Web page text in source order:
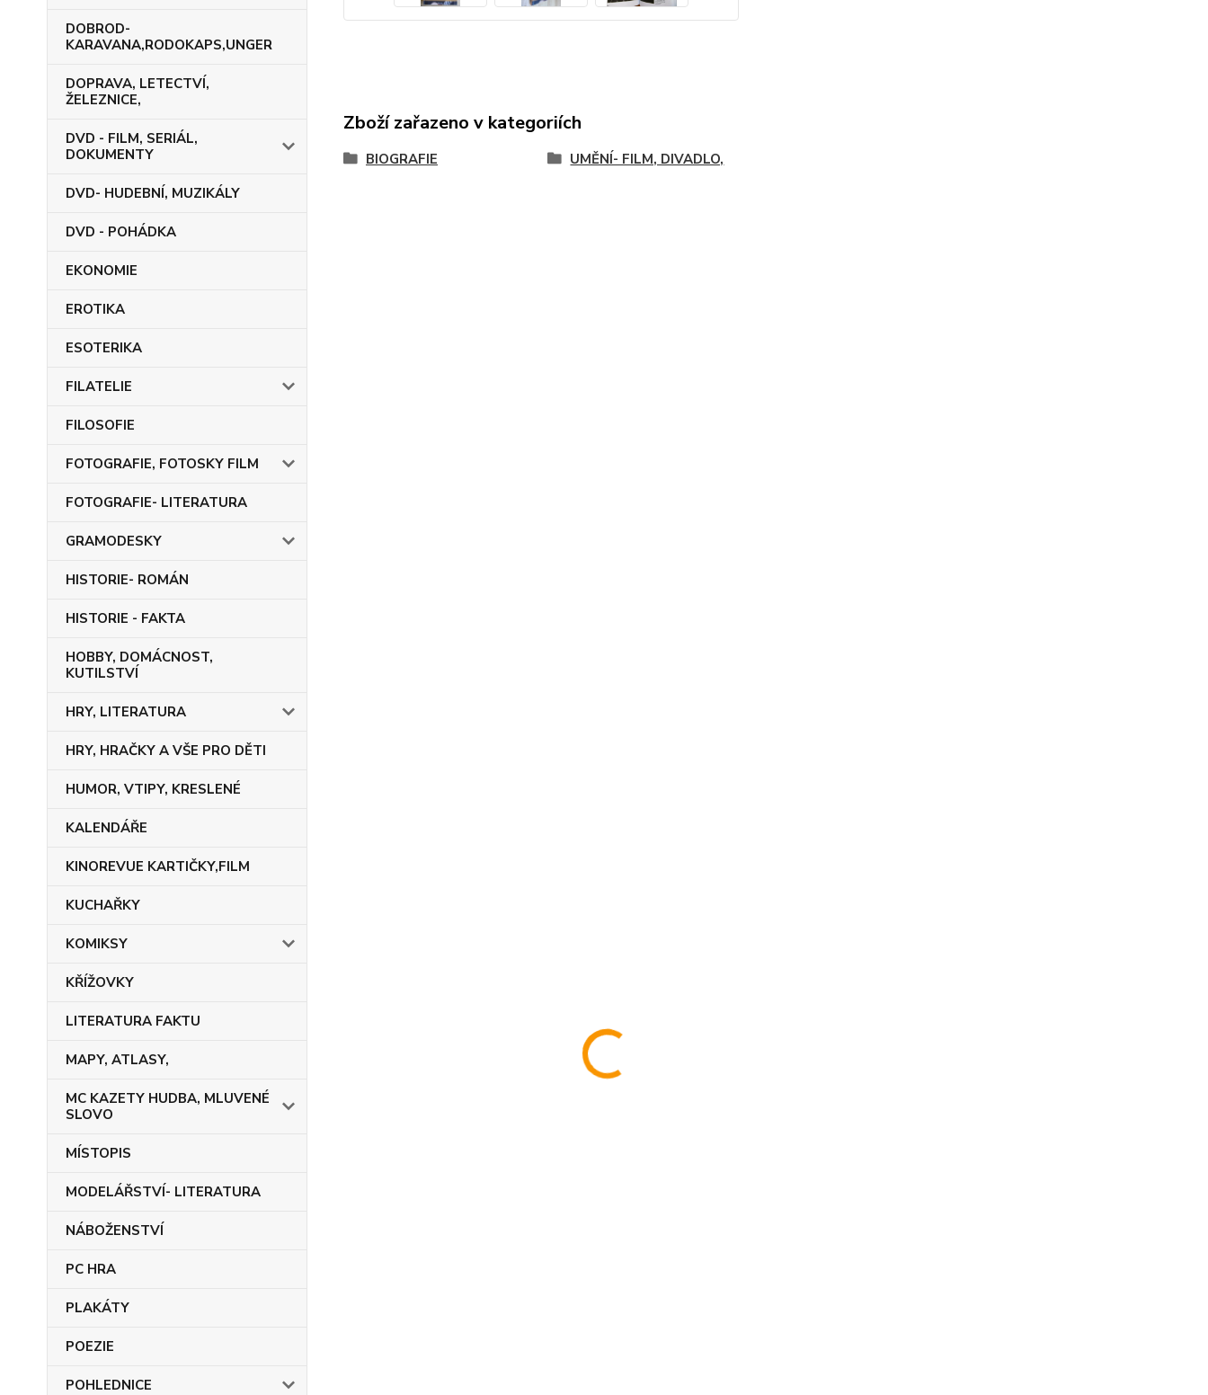
DOBROD-
KARAVANA,RODOKAPS,UNGER
DOPRAVA, LETECTVÍ,
ŽELEZNICE,
DVD - FILM, SERIÁL,
DOKUMENTY
DVD- HUDEBNÍ, MUZIKÁLY
DVD - POHÁDKA
EKONOMIE
EROTIKA
ESOTERIKA
FILATELIE
FILOSOFIE
FOTOGRAFIE, FOTOSKY FILM
FOTOGRAFIE- LITERATURA
GRAMODESKY
HISTORIE- ROMÁN
HISTORIE - FAKTA
HOBBY, DOMÁCNOST,
KUTILSTVÍ
HRY, LITERATURA
HRY, HRAČKY A VŠE PRO DĚTI
HUMOR, VTIPY, KRESLENÉ
KALENDÁŘE
KINOREVUE KARTIČKY,FILM
KUCHAŘKY
KOMIKSY
KŘÍŽOVKY
LITERATURA FAKTU
MAPY, ATLASY,
MC KAZETY HUDBA, MLUVENÉ
SLOVO
MÍSTOPIS
MODELÁŘSTVÍ- LITERATURA
NÁBOŽENSTVÍ
PC HRA
PLAKÁTY
POEZIE
POHLEDNICE
Zboží zařazeno v kategoriích
BIOGRAFIE UMĚNÍ- FILM, DIVADLO,